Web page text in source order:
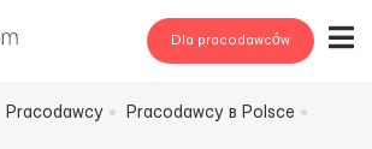
Dla pracodawców
Pracodawcy
Pracodawcy в Polsce